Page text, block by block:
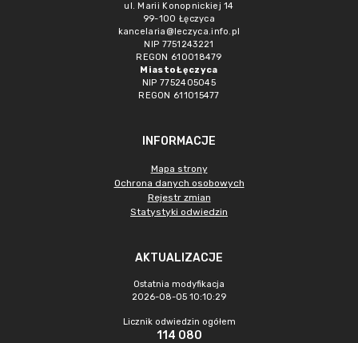
ul. Marii Konopnickiej 14
99-100 Łęczyca
kancelaria@leczyca.info.pl
NIP 7751243221
REGON 610018479
Miasto Łęczyca
NIP 7752405045
REGON 611015477
INFORMACJE
Mapa strony
Ochrona danych osobowych
Rejestr zmian
Statystyki odwiedzin
AKTUALIZACJE
Ostatnia modyfikacja
2026-08-05 10:10:29
Licznik odwiedzin ogółem
114 080